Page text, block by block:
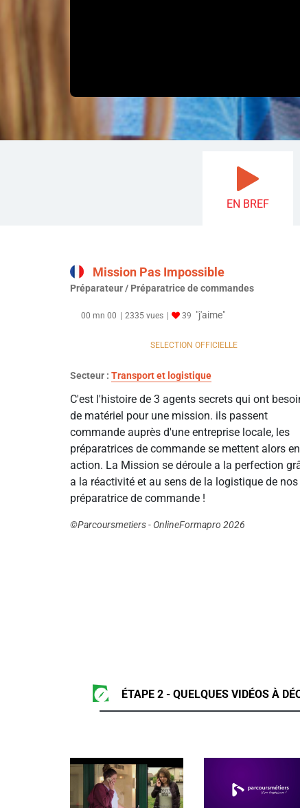
EN BREF
Mission Pas Impossible
Préparateur / Préparatrice de commandes
00 mn 00 2335 vues 39 "j'aime"
SELECTION OFFICIELLE
Secteur : Transport et logistique
C'est l'histoire de 3 agents secrets qui ont
de matériel pour une mission. ils passent
commande auprès d'une entreprise locale, les
préparatrices de commande se mettent alors en
action. La Mission se déroule a la perfection
a la réactivité et au sens de la logistique de nos
préparatrice de commande !
©Parcoursmetiers - OnlineFormapro 2026
ÉTAPE 2 - QUELQUES VIDÉOS À